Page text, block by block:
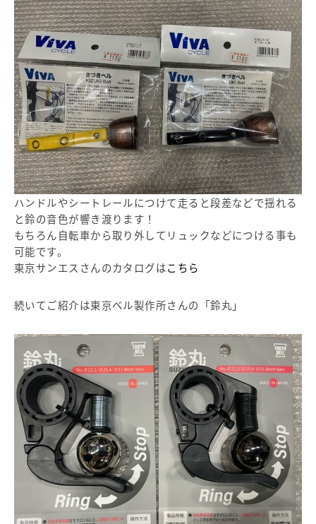
ハンドルやシートレールにつけて走ると段差などで揺れる
と鈴の音色が響き渡ります！
もちろん自転車から取り外してリュックなどにつける事も
可能です。
東京サンエスさんのカタログはこちら
続いてご紹介は東京ベル製作所さんの「鈴丸」